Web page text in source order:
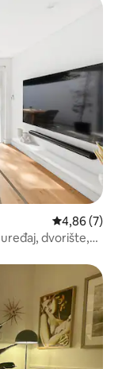
Prosječna
4,86 (7)
dvorište,
gosti”